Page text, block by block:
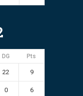
DG Pts
22 9
0 6